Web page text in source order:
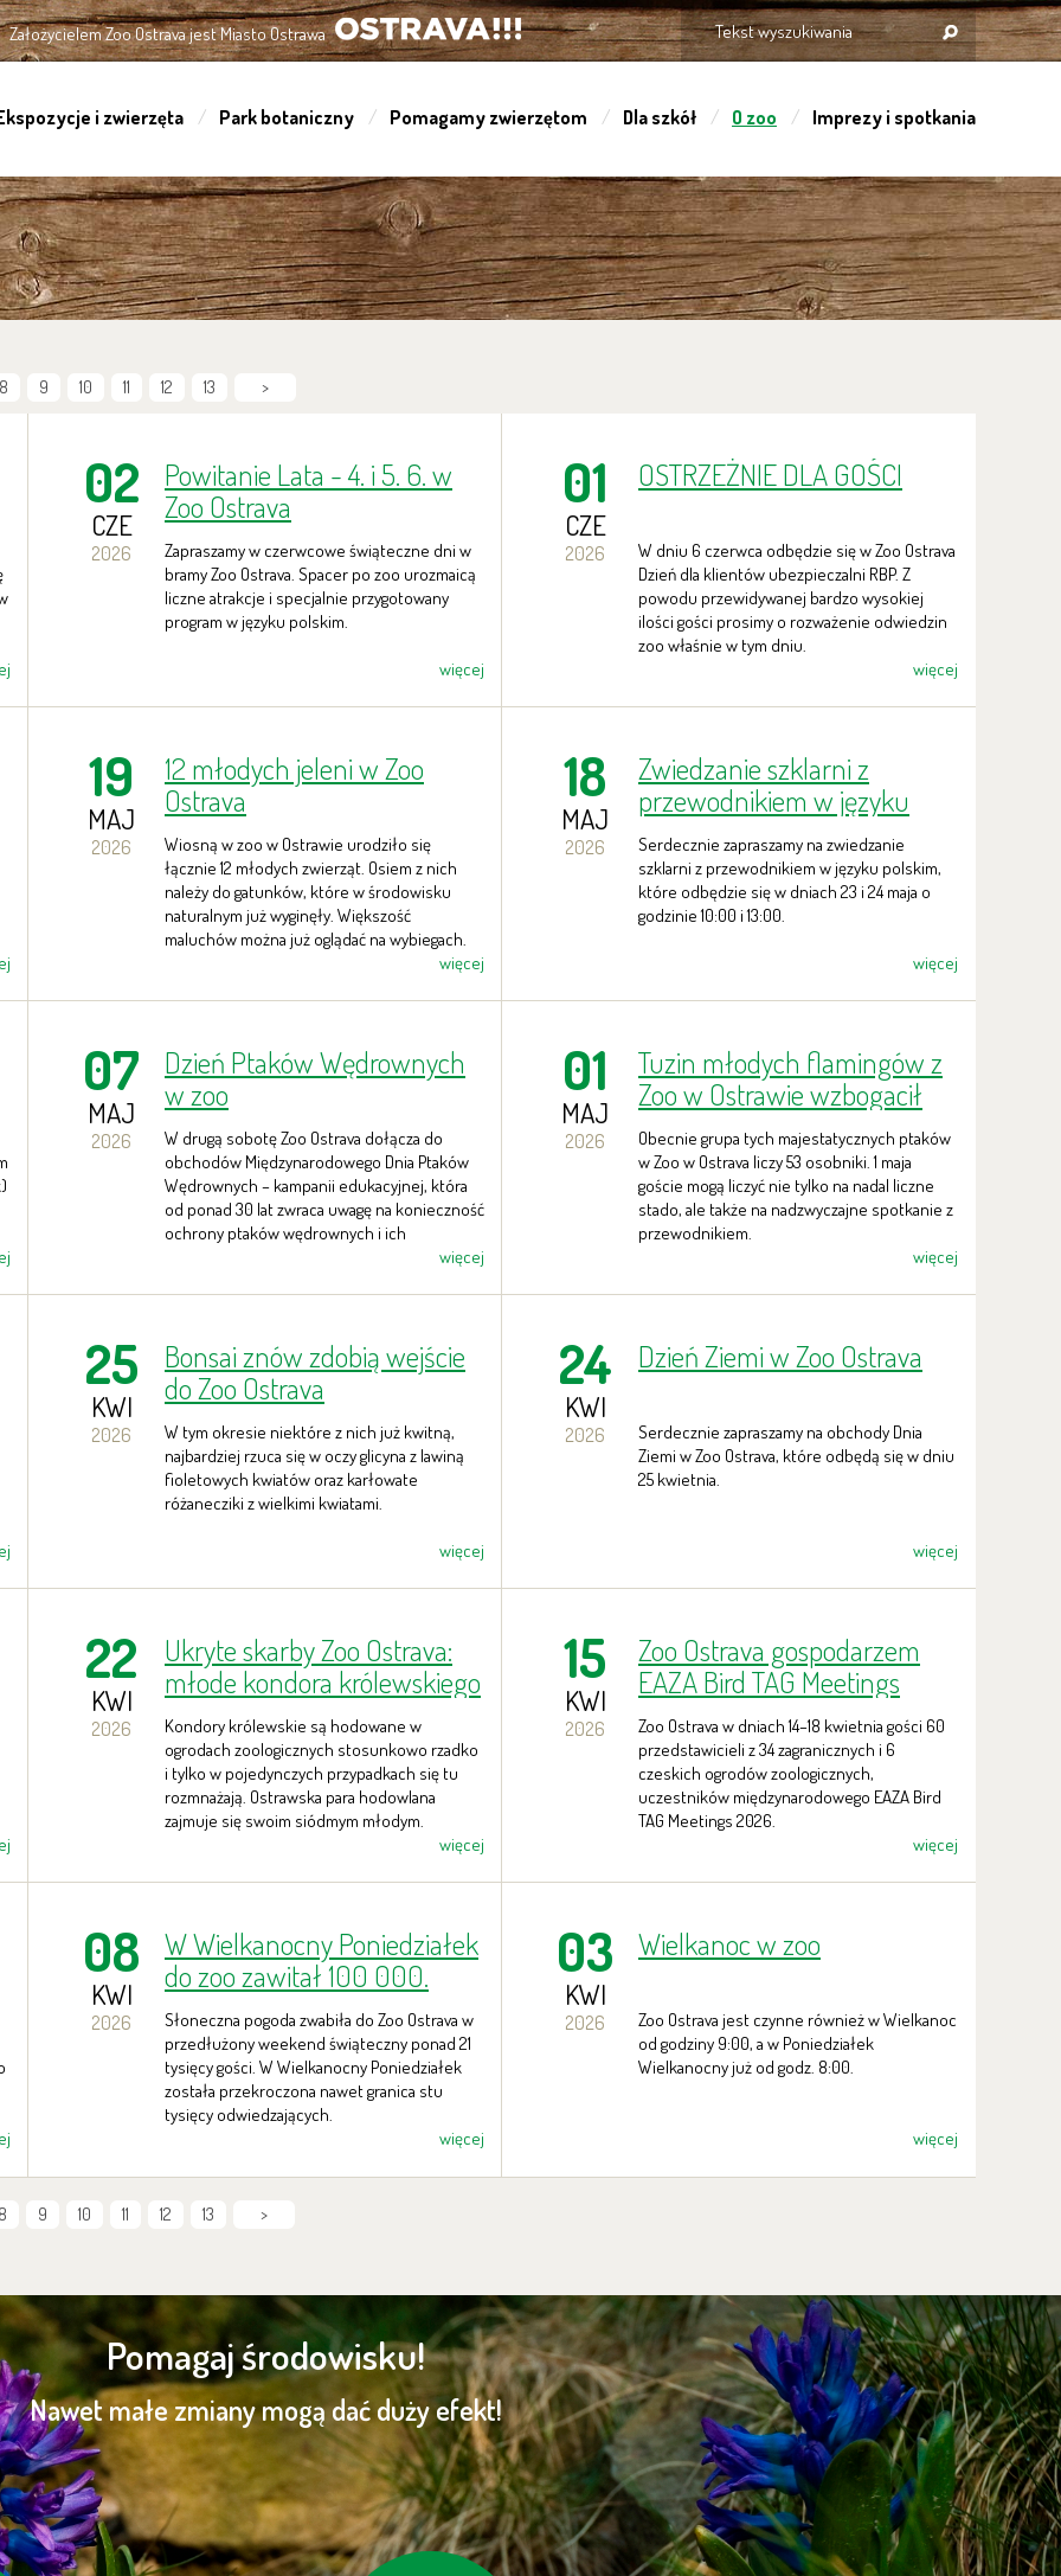
Założycielem Zoo Ostrava jest Miasto Ostrawa
OSTRAVA!!!
i zwierzęta Park botaniczny Pomagamy zwierzętom Dla szkół O zoo Imprezy i spotkania
8 9 10 11 12 13 >
02
CZE
2026
Powitanie Lata - 4. i 5. 6. w
Zoo Ostrava
Zapraszamy w czerwcowe świąteczne dni w
bramy Zoo Ostrava. Spacer po zoo urozmaicą
liczne atrakcje i specjalnie przygotowany
program w języku polskim.
więcej
01
CZE
2026
OSTRZEŻNIE DLA GOŚCI
W dniu 6 czerwca odbędzie się w Zoo Ostrava
Dzień dla klientów ubezpieczalni RBP. Z
powodu przewidywanej bardzo wysokiej
ilości gości prosimy o rozważenie odwiedzin
zoo właśnie w tym dniu.
więcej
19
MAJ
2026
12 młodych jeleni w Zoo
Ostrava
Wiosną w zoo w Ostrawie urodziło się
łącznie 12 młodych zwierząt. Osiem z nich
należy do gatunków, które w środowisku
naturalnym już wyginęły. Większość
maluchów można już oglądać na wybiegach.
więcej
18
MAJ
2026
Zwiedzanie szklarni z
przewodnikiem w języku
polskim
Serdecznie zapraszamy na zwiedzanie
szklarni z przewodnikiem w języku polskim,
które odbędzie się w dniach 23 i 24 maja o
godzinie 10:00 i 13:00.
więcej
07
MAJ
2026
Dzień Ptaków Wędrownych
w zoo
W drugą sobotę Zoo Ostrava dołącza do
obchodów Międzynarodowego Dnia Ptaków
Wędrownych – kampanii edukacyjnej, która
od ponad 30 lat zwraca uwagę na konieczność
ochrony ptaków wędrownych i ich
więcej
01
MAJ
2026
Tuzin młodych flamingów z
Zoo w Ostrawie wzbogacił
stado w Zoo w Karlsruhe
Obecnie grupa tych majestatycznych ptaków
w Zoo w Ostrava liczy 53 osobniki. 1 maja
goście mogą liczyć nie tylko na nadal liczne
stado, ale także na nadzwyczajne spotkanie z
przewodnikiem.
więcej
25
KWI
2026
Bonsai znów zdobią wejście
do Zoo Ostrava
W tym okresie niektóre z nich już kwitną,
najbardziej rzuca się w oczy glicyna z lawiną
fioletowych kwiatów oraz karłowate
różanecziki z wielkimi kwiatami.
więcej
24
KWI
2026
Dzień Ziemi w Zoo Ostrava
Serdecznie zapraszamy na obchody Dnia
Ziemi w Zoo Ostrava, które odbędą się w dniu
25 kwietnia.
więcej
22
KWI
2026
Ukryte skarby Zoo Ostrava:
młode kondora królewskiego
Kondory królewskie są hodowane w
ogrodach zoologicznych stosunkowo rzadko
i tylko w pojedynczych przypadkach się tu
rozmnażają. Ostrawska para hodowlana
zajmuje się swoim siódmym młodym.
więcej
15
KWI
2026
Zoo Ostrava gospodarzem
EAZA Bird TAG Meetings
2026
Zoo Ostrava w dniach 14–18 kwietnia gości 60
przedstawicieli z 34 zagranicznych i 6
czeskich ogrodów zoologicznych,
uczestników międzynarodowego EAZA Bird
TAG Meetings 2026.
więcej
08
KWI
2026
W Wielkanocny Poniedziałek
do zoo zawitał 100 000.
gość
Słoneczna pogoda zwabiła do Zoo Ostrava w
przedłużony weekend świąteczny ponad 21
tysięcy gości. W Wielkanocny Poniedziałek
została przekroczona nawet granica stu
tysięcy odwiedzających.
więcej
03
KWI
2026
Wielkanoc w zoo
Zoo Ostrava jest czynne również w Wielkanoc
od godziny 9:00, a w Poniedziałek
Wielkanocny już od godz. 8:00.
więcej
8 9 10 11 12 13 >
Pomagaj środowisku!
Nawet małe zmiany mogą dać duży efekt!